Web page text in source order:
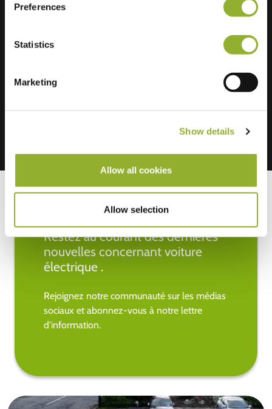
Preferences
Statistics
Marketing
Show details
Allow all cookies
Allow selection
Restez au courant des dernières
nouvelles concernant voiture
électrique .
Rejoignez notre communauté sur les médias
sociaux et abonnez-vous à notre lettre
d'information.